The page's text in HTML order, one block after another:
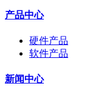
产品中心
硬件产品
软件产品
新闻中心